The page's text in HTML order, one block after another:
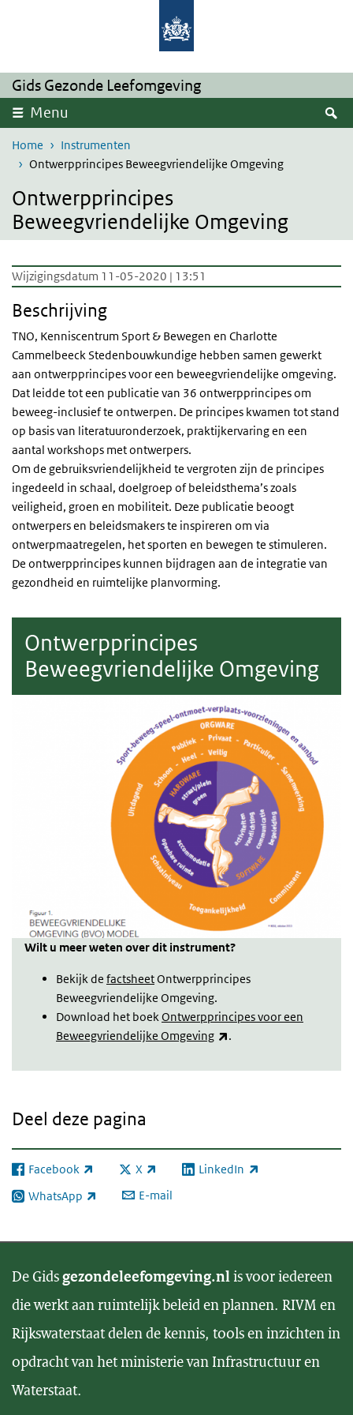
Overslaan en naar de inhoud gaan
Gids Gezonde Leefomgeving
Menu
Home
Instrumenten
Ontwerpprincipes Beweegvriendelijke Omgeving
Ontwerpprincipes
Beweegvriendelijke Omgeving
Wijzigingsdatum 11-05-2020 | 13:51
Beschrijving
TNO, Kenniscentrum Sport & Bewegen en Charlotte
Cammelbeeck Stedenbouwkundige hebben samen gewerkt
aan ontwerpprincipes voor een beweegvriendelijke omgeving.
Dat leidde tot een publicatie van 36 ontwerpprincipes om
beweeg-inclusief te ontwerpen. De principes kwamen tot stand
op basis van literatuuronderzoek, praktijkervaring en een
aantal workshops met ontwerpers.
Om de gebruiksvriendelijkheid te vergroten zijn de principes
ingedeeld in schaal, doelgroep of beleidsthema’s zoals
veiligheid, groen en mobiliteit. Deze publicatie beoogt
ontwerpers en beleidsmakers te inspireren om via
ontwerpmaatregelen, het sporten en bewegen te stimuleren.
De ontwerpprincipes kunnen bijdragen aan de integratie van
gezondheid en ruimtelijke planvorming.
Ontwerpprincipes
Beweegvriendelijke Omgeving
Wilt u meer weten over dit instrument?
Bekijk de factsheetOntwerpprincipes
Beweegvriendelijke Omgeving.
Download het boekOntwerpprincipes voor een
Beweegvriendelijke Omgeving
(externe link)
.
Deel deze pagina
Facebook
(externe link) X
(externe link) LinkedIn
(externe link)
WhatsApp
(externe link) E-mail
De Gidsgezondeleefomgeving.nlis voor iedereen
die werkt aan ruimtelijk beleid en plannen. RIVM en
Rijkswaterstaat delen de kennis, tools en inzichten in
opdracht van het ministerie van Infrastructuur en
Waterstaat.